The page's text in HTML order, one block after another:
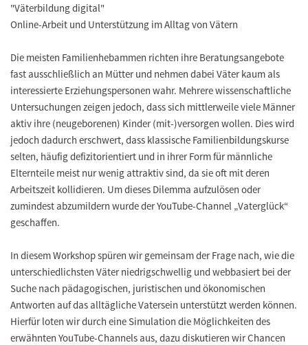
"Väterbildung digital"
Online-Arbeit und Unterstützung im Alltag von Vätern
Die meisten Familienhebammen richten ihre Beratungsangebote
fast ausschließlich an Mütter und nehmen dabei Väter kaum als
interessierte Erziehungspersonen wahr. Mehrere wissenschaftliche
Untersuchungen zeigen jedoch, dass sich mittlerweile viele Männer
aktiv ihre (neugeborenen) Kinder (mit-)versorgen wollen. Dies wird
jedoch dadurch erschwert, dass klassische Familienbildungskurse
selten, häufig defizitorientiert und in ihrer Form für männliche
Elternteile meist nur wenig attraktiv sind, da sie oft mit deren
Arbeitszeit kollidieren. Um dieses Dilemma aufzulösen oder
zumindest abzumildern wurde der YouTube-Channel „Vaterglück“
geschaffen.
In diesem Workshop spüren wir gemeinsam der Frage nach, wie die
unterschiedlichsten Väter niedrigschwellig und webbasiert bei der
Suche nach pädagogischen, juristischen und ökonomischen
Antworten auf das alltägliche Vatersein unterstützt werden können.
Hierfür loten wir durch eine Simulation die Möglichkeiten des
erwähnten YouTube-Channels aus, dazu diskutieren wir Chancen